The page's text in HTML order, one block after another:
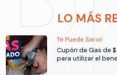
LO MÁS
Te Puede Servir
Cupón de Gas de
para utilizar el